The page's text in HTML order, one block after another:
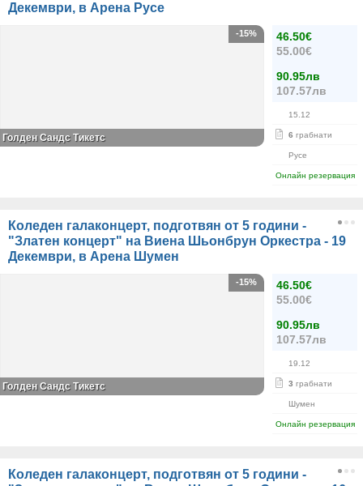
Декември, в Арена Русе
46.50€
55.00€
90.95лв
107.57лв
15.12
6 грабнати
Русе
Онлайн резервация
-15%
Голден Сандс Тикетс
Коледен галаконцерт, подготвян от 5 години -
"Златен концерт" на Виена Шьонбрун Оркестра - 19
Декември, в Арена Шумен
46.50€
55.00€
90.95лв
107.57лв
19.12
3 грабнати
Шумен
Онлайн резервация
-15%
Голден Сандс Тикетс
Коледен галаконцерт, подготвян от 5 години -